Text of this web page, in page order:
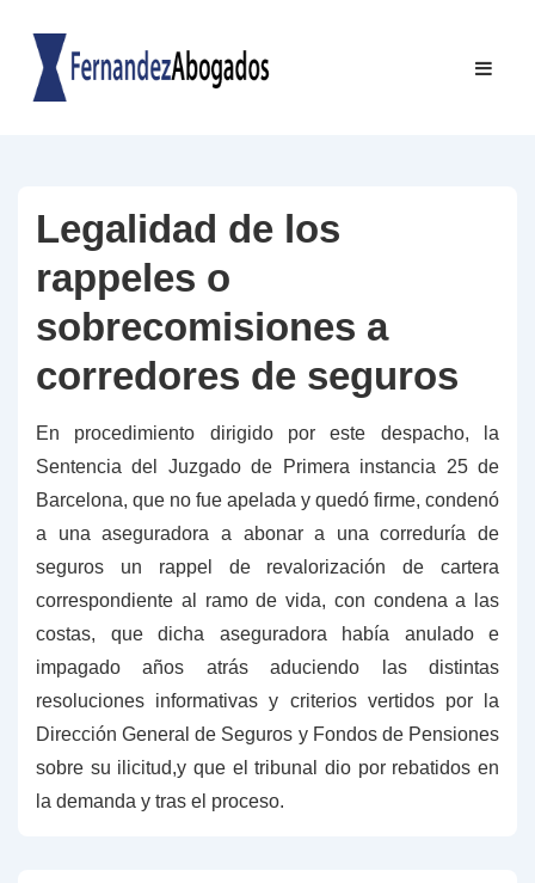
Saltar
Legalidad de los
rappeles o
sobrecomisiones a
corredores de seguros
En procedimiento dirigido por este despacho, la
Sentencia del Juzgado de Primera instancia 25 de
Barcelona, que no fue apelada y quedó firme, condenó
a una aseguradora a abonar a una correduría de
seguros un rappel
de revalorización de cartera
correspondiente al ramo de vida, con condena a las
costas, que dicha aseguradora había anulado e
impagado años atrás aduciendo las distintas
resoluciones informativas y criterios vertidos por la
Dirección General de Seguros y Fondos de Pensiones
sobre su ilicitud,y que el tribunal dio por rebatidos en
la demanda y tras el proceso.